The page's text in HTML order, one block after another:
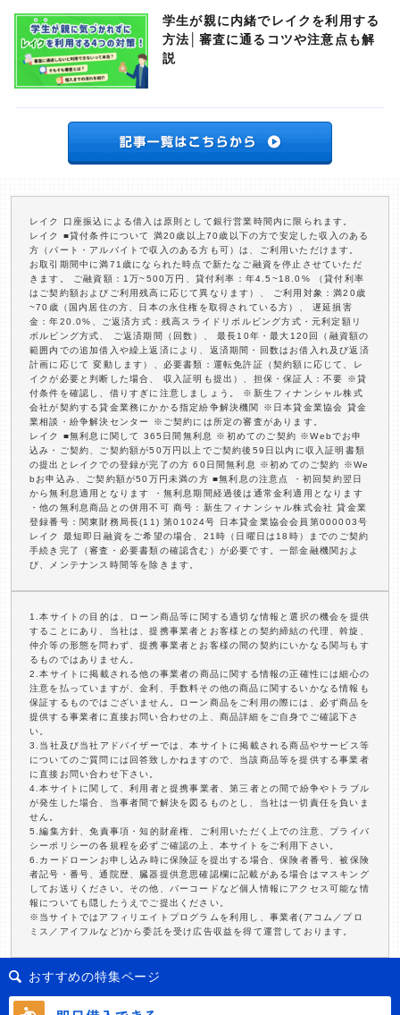
学生が親に内緒でレイクを利用する
方法│審査に通るコツや注意点も解
説
レイク 口座振込による借入は原則として銀行営業時間内に限られます。
レイク ■貸付条件について 満20歳以上70歳以下の方で安定した収入のある
方（パート・アルバイトで収入のある方も可）は、ご利用いただけます。
お取引期間中に満71歳になられた時点で新たなご融資を停止させていただ
きます。 ご融資額：1万~500万円、貸付利率：年4.5~18.0% （貸付利率
はご契約額およびご利用残高に応じて異なります）、 ご利用対象：満20歳
~70歳（国内居住の方、日本の永住権を取得されている方）、 遅延損害
金：年20.0%、ご返済方式：残高スライドリボルビング方式・元利定額リ
ボルビング方式、 ご返済期間（回数）、 最長10年・最大120回（融資額の
範囲内での追加借入や繰上返済により、返済期間・回数はお借入れ及び返済
計画に応じて 変動します）、必要書類：運転免許証（契約額に応じて、レ
イクが必要と判断した場合、 収入証明も提出）、担保・保証人：不要 ※貸
付条件を確認し、借りすぎに注意しましょう。 ※新生フィナンシャル株式
会社が契約する貸金業務にかかる指定紛争解決機関 ※日本貸金業協会 貸金
業相談・紛争解決センター ※ご契約には所定の審査があります。
レイク ■無利息に関して 365日間無利息 ※初めてのご契約 ※Webでお申
込み・ご契約、ご契約額が50万円以上でご契約後59日以内に収入証明書類
の提出とレイクでの登録が完了の方 60日間無利息 ※初めてのご契約 ※We
bお申込み、ご契約額が50万円未満の方 ■無利息の注意点 ・初回契約翌日
から無利息適用となります ・無利息期間経過後は通常金利適用となります
・他の無利息商品との併用不可 商号：新生フィナンシャル株式会社 貸金業
登録番号：関東財務局長(11) 第01024号 日本貸金業協会会員第000003号
レイク 最短即日融資をご希望の場合、21時（日曜日は18時）までのご契約
手続き完了（審査・必要書類の確認含む）が必要です。一部金融機関およ
び、メンテナンス時間等を除きます。
1.本サイトの目的は、ローン商品等に関する適切な情報と選択の機会を提供
することにあり、当社は、提携事業者とお客様との契約締結の代理、斡旋、
仲介等の形態を問わず、提携事業者とお客様の間の契約にいかなる関与もす
るものではありません。
2.本サイトに掲載される他の事業者の商品に関する情報の正確性には細心の
注意を払っていますが、金利、手数料その他の商品に関するいかなる情報も
保証するものではございません。ローン商品をご利用の際には、必ず商品を
提供する事業者に直接お問い合わせの上、商品詳細をご自身でご確認下さ
い。
3.当社及び当社アドバイザーでは、本サイトに掲載される商品やサービス等
についてのご質問には回答致しかねますので、当該商品等を提供する事業者
に直接お問い合わせ下さい。
4.本サイトに関して、利用者と提携事業者、第三者との間で紛争やトラブル
が発生した場合、当事者間で解決を図るものとし、当社は一切責任を負いま
せん。
5.編集方針、免責事項・知的財産権、ご利用いただく上での注意、プライバ
シーポリシーの各規程を必ずご確認の上、本サイトをご利用下さい。
6.カードローンお申し込み時に保険証を提出する場合、保険者番号、被保険
者記号・番号、通院歴、臓器提供意思確認欄に記載がある場合はマスキング
してお送りください。その他、バーコードなど個人情報にアクセス可能な情
報についても隠したうえでご提出ください。
※当サイトではアフィリエイトプログラムを利用し、事業者(アコム／プロ
ミス／アイフルなど)から委託を受け広告収益を得て運営しております。
おすすめの特集ページ